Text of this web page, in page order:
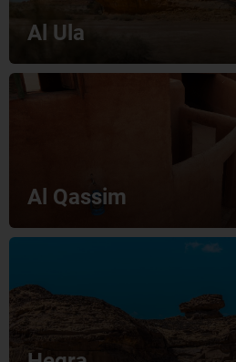
Al Ula
Al Qassim